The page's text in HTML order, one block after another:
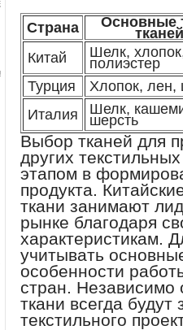
Страна Основные
тканей
Китай
Шелк,
полиэстер
Турция
Хлопок, лен,
Италия
Шелк,
шерсть
Выбор тканей для
других
этапом в
продукта.
ткани занимают
рынке благодаря
характеристикам.
учитывать
особенности
стран. Независимо
ткани всегда
текстильного